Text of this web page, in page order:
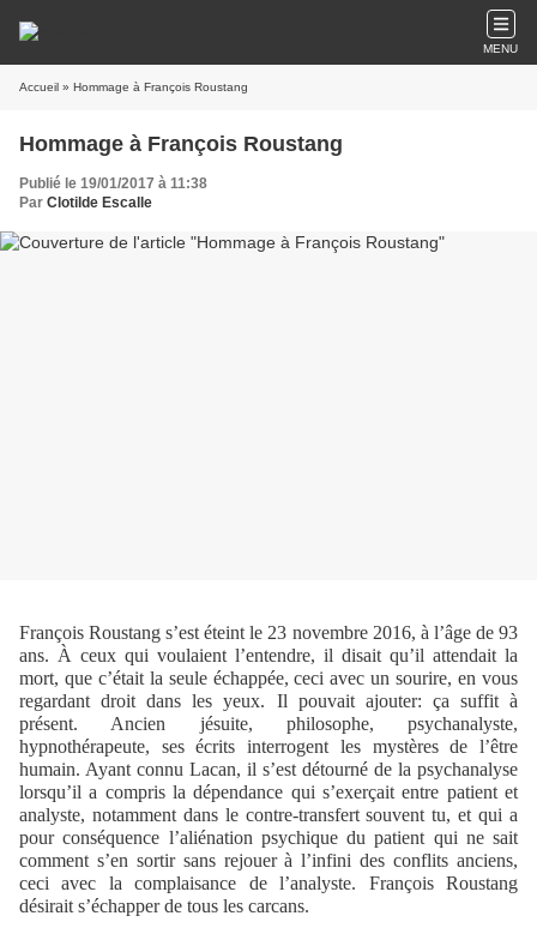
MENU
Accueil » Hommage à François Roustang
Hommage à François Roustang
Publié le 19/01/2017 à 11:38
Par Clotilde Escalle
François Roustang s’est éteint le 23 novembre 2016, à l’âge de 93
ans. À ceux qui voulaient l’entendre, il disait qu’il attendait la
mort, que c’était la seule échappée, ceci avec un sourire, en vous
regardant droit dans les yeux. Il pouvait ajouter: ça suffit à
présent. Ancien jésuite, philosophe, psychanalyste,
hypnothérapeute, ses écrits interrogent les mystères de l’être
humain. Ayant connu Lacan, il s’est détourné de la psychanalyse
lorsqu’il a compris la dépendance qui s’exerçait entre patient et
analyste, notamment dans le contre-transfert souvent tu, et qui a
pour conséquence l’aliénation psychique du patient qui ne sait
comment s’en sortir sans rejouer à l’infini des conflits anciens,
ceci avec la complaisance de l’analyste. François Roustang
désirait s’échapper de tous les carcans.